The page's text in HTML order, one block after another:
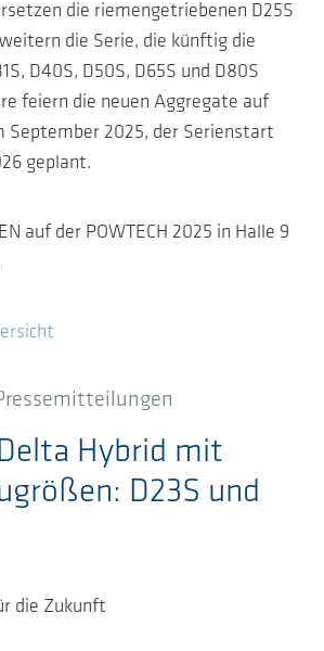
die riemengetriebenen D25S
die Serie, die künftig die
D40S, D50S, D65S und D80S
feiern die neuen Aggregate auf
September 2025, der Serienstart
geplant.
auf der POWTECH 2025 in Halle 9
Hybrid mit
D23S und
die Zukunft